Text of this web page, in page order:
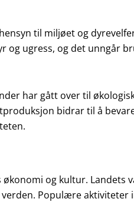
til miljøet og
og ugress, og det unngår
har gått over til
bidrar til å
og kultur. Landets
Populære aktiviteter